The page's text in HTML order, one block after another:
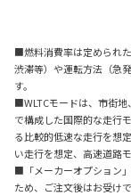
■燃料消費率は定められ
渋滞等）や運転方法（急
す。
■WLTCモードは、市街
で構成した国際的な走行
る比較的低速な走行を想
い走行を想定、高速道路
■「メーカーオプション
ため、ご注文後はお受け